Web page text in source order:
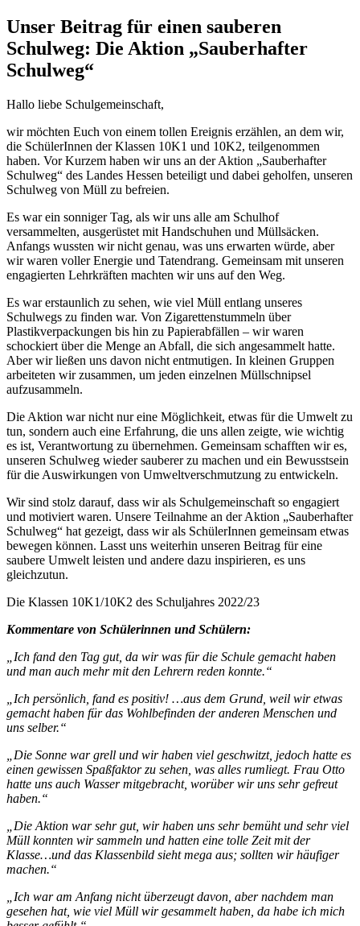
Unser Beitrag für einen sauberen
Schulweg: Die Aktion „Sauberhafter
Schulweg“
Hallo liebe Schulgemeinschaft,
wir möchten Euch von einem tollen Ereignis erzählen, an dem wir,
die SchülerInnen der Klassen 10K1 und 10K2, teilgenommen
haben. Vor Kurzem haben wir uns an der Aktion „Sauberhafter
Schulweg“ des Landes Hessen beteiligt und dabei geholfen, unseren
Schulweg von Müll zu befreien.
Es war ein sonniger Tag, als wir uns alle am Schulhof
versammelten, ausgerüstet mit Handschuhen und Müllsäcken.
Anfangs wussten wir nicht genau, was uns erwarten würde, aber
wir waren voller Energie und Tatendrang. Gemeinsam mit unseren
engagierten Lehrkräften machten wir uns auf den Weg.
Es war erstaunlich zu sehen, wie viel Müll entlang unseres
Schulwegs zu finden war. Von Zigarettenstummeln über
Plastikverpackungen bis hin zu Papierabfällen – wir waren
schockiert über die Menge an Abfall, die sich angesammelt hatte.
Aber wir ließen uns davon nicht entmutigen. In kleinen Gruppen
arbeiteten wir zusammen, um jeden einzelnen Müllschnipsel
aufzusammeln.
Die Aktion war nicht nur eine Möglichkeit, etwas für die Umwelt zu
tun, sondern auch eine Erfahrung, die uns allen zeigte, wie wichtig
es ist, Verantwortung zu übernehmen. Gemeinsam schafften wir es,
unseren Schulweg wieder sauberer zu machen und ein Bewusstsein
für die Auswirkungen von Umweltverschmutzung zu entwickeln.
Wir sind stolz darauf, dass wir als Schulgemeinschaft so engagiert
und motiviert waren. Unsere Teilnahme an der Aktion „Sauberhafter
Schulweg“ hat gezeigt, dass wir als SchülerInnen gemeinsam etwas
bewegen können. Lasst uns weiterhin unseren Beitrag für eine
saubere Umwelt leisten und andere dazu inspirieren, es uns
gleichzutun.
Die Klassen 10K1/10K2 des Schuljahres 2022/23
Kommentare von Schülerinnen und Schülern:
„Ich fand den Tag gut, da wir was für die Schule gemacht haben
und man auch mehr mit den Lehrern reden konnte.“
„Ich persönlich, fand es positiv! …aus dem Grund, weil wir etwas
gemacht haben für das Wohlbefinden der anderen Menschen und
uns selber.“
„Die Sonne war grell und wir haben viel geschwitzt, jedoch hatte es
einen gewissen Spaßfaktor zu sehen, was alles rumliegt. Frau Otto
hatte uns auch Wasser mitgebracht, worüber wir uns sehr gefreut
haben.“
„Die Aktion war sehr gut, wir haben uns sehr bemüht und sehr viel
Müll konnten wir sammeln und hatten eine tolle Zeit mit der
Klasse…und das Klassenbild sieht mega aus; sollten wir häufiger
machen.“
„Ich war am Anfang nicht überzeugt davon, aber nachdem man
gesehen hat, wie viel Müll wir gesammelt haben, da habe ich mich